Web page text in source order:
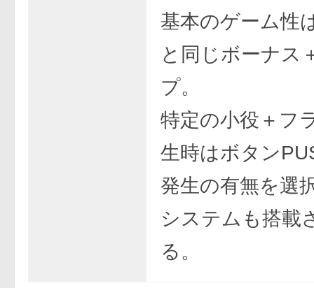
基本のゲーム性
と同じボーナス
プ。
特定の小役＋フ
生時はボタン
発生の有無を選
システムも搭載
る。